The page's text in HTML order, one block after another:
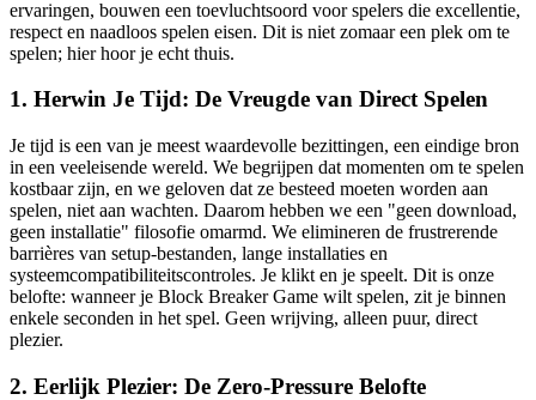
ervaringen, bouwen een toevluchtsoord voor spelers die excellentie,
respect en naadloos spelen eisen. Dit is niet zomaar een plek om te
spelen; hier hoor je echt thuis.
1. Herwin Je Tijd: De Vreugde van Direct Spelen
Je tijd is een van je meest waardevolle bezittingen, een eindige bron
in een veeleisende wereld. We begrijpen dat momenten om te spelen
kostbaar zijn, en we geloven dat ze besteed moeten worden aan
spelen, niet aan wachten. Daarom hebben we een "geen download,
geen installatie" filosofie omarmd. We elimineren de frustrerende
barrières van setup-bestanden, lange installaties en
systeemcompatibiliteitscontroles. Je klikt en je speelt. Dit is onze
belofte: wanneer je Block Breaker Game wilt spelen, zit je binnen
enkele seconden in het spel. Geen wrijving, alleen puur, direct
plezier.
2. Eerlijk Plezier: De Zero-Pressure Belofte